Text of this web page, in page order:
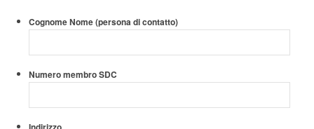
Cognome Nome (persona di contatto)
Numero membro SDC